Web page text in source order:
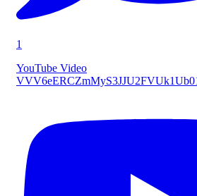
1
YouTube Video